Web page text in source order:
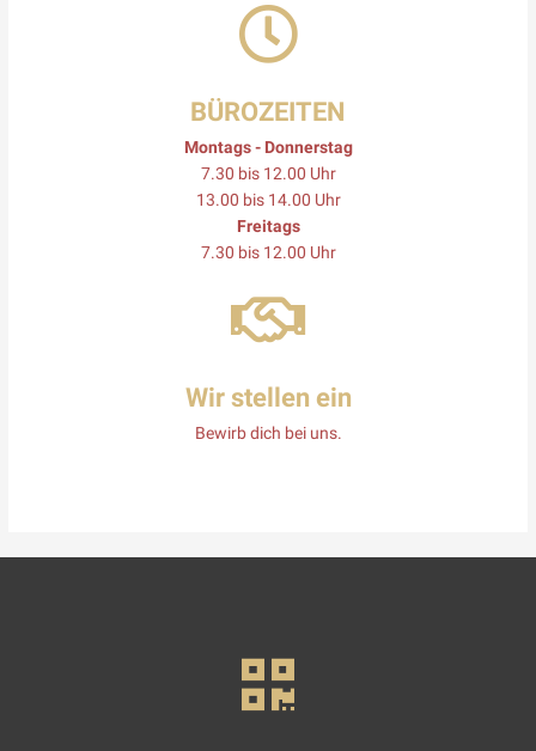
BÜROZEITEN
Montags - Donnerstag
7.30 bis 12.00 Uhr
13.00 bis 14.00 Uhr
Freitags
7.30 bis 12.00 Uhr
Wir stellen ein
Bewirb dich bei uns.